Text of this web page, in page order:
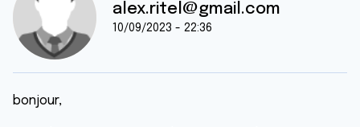
alex.ritel@gmail.com
10/09/2023 - 22:36
bonjour,